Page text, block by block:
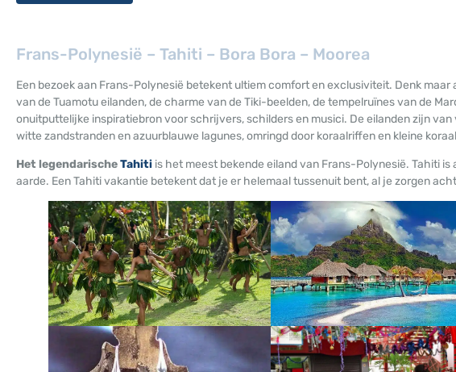
Frans-Polynesië – Tahiti – Bora Bora – Moorea
Een bezoek aan Frans-Polynesië betekent ultiem comfort en exclusiviteit. Denk
van de Tuamotu eilanden, de charme van de Tiki-beelden, de tempelruïnes van de
onuitputtelijke inspiratiebron voor schrijvers, schilders en musici. De eilanden zijn
witte zandstranden en azuurblauwe lagunes, omringd door koraalriffen en kleine
Het legendarischeTahiti is het meest bekende eiland van Frans-Polynesië. Tahiti
aarde. Een Tahiti vakantie betekent dat je er helemaal tussenuit bent, al je zorgen